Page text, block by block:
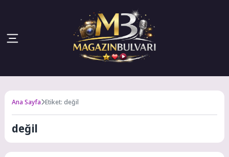
Ana Sayfa Etiket: değil
değil